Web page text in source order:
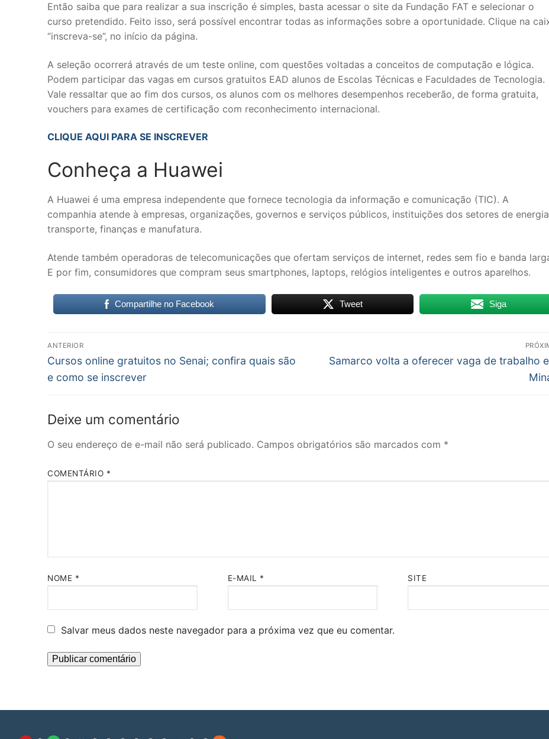
Então saiba que para realizar a sua inscrição é simples, basta acessar o site da Fundação FAT e selecionar o
curso pretendido. Feito isso, será possível encontrar todas as informações sobre a oportunidade. Clique na
“inscreva-se”, no início da página.
A seleção ocorrerá através de um teste online, com questões voltadas a conceitos de computação e lógica.
Podem participar das vagas em cursos gratuitos EAD alunos de Escolas Técnicas e Faculdades de Tecnologia.
Vale ressaltar que ao fim dos cursos, os alunos com os melhores desempenhos receberão, de forma gratuita,
vouchers para exames de certificação com reconhecimento internacional.
CLIQUE AQUI PARA SE INSCREVER
Conheça a Huawei
A Huawei é uma empresa independente que fornece tecnologia da informação e comunicação (TIC). A
companhia atende à empresas, organizações, governos e serviços públicos, instituições dos setores de
transporte, finanças e manufatura.
Atende também operadoras de telecomunicações que ofertam serviços de internet, redes sem fio e banda
E por fim, consumidores que compram seus smartphones, laptops, relógios inteligentes e outros aparelhos.
Compartilhe no Facebook Tweet Siga
Navegação
de
ANTERIOR
Post
anterior:
Cursos online gratuitos no Senai; confira quais são
e como se inscrever
Próximo
Samarco volta a oferecer vaga de trabalho
Deixe um comentário
O seu endereço de e-mail não será publicado. Campos obrigatórios são marcados com *
COMENTÁRIO *
NOME * E-MAIL * SITE
Salvar meus dados neste navegador para a próxima vez que eu comentar.